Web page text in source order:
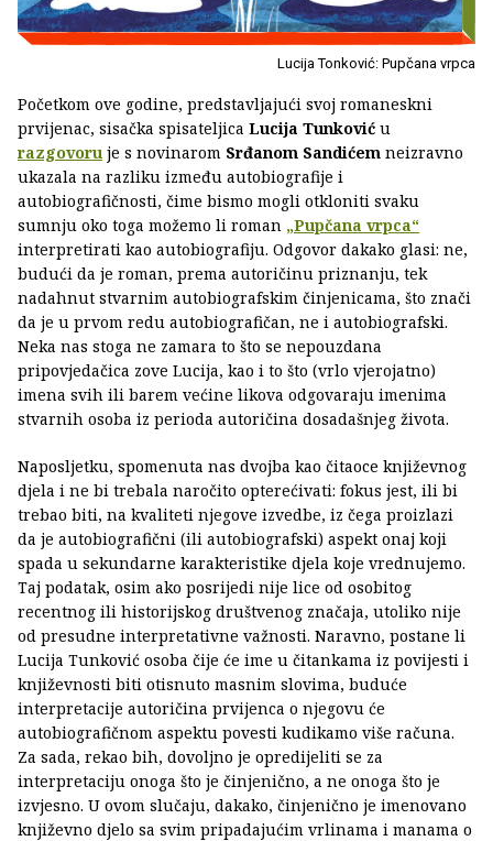
Lucija Tonković: Pupčana vrpca
Početkom ove godine, predstavljajući svoj romaneskni
prvijenac, sisačka spisateljica Lucija Tunković u
razgovoru je s novinarom Srđanom Sandićem neizravno
ukazala na razliku između autobiografije i
autobiografičnosti, čime bismo mogli otkloniti svaku
sumnju oko toga možemo li roman „Pupčana vrpca“
interpretirati kao autobiografiju. Odgovor dakako glasi: ne,
budući da je roman, prema autoričinu priznanju, tek
nadahnut stvarnim autobiografskim činjenicama, što znači
da je u prvom redu autobiografičan, ne i autobiografski.
Neka nas stoga ne zamara to što se nepouzdana
pripovjedačica zove Lucija, kao i to što (vrlo vjerojatno)
imena svih ili barem većine likova odgovaraju imenima
stvarnih osoba iz perioda autoričina dosadašnjeg života.
Naposljetku, spomenuta nas dvojba kao čitaoce književnog
djela i ne bi trebala naročito opterećivati: fokus jest, ili bi
trebao biti, na kvaliteti njegove izvedbe, iz čega proizlazi
da je autobiografični (ili autobiografski) aspekt onaj koji
spada u sekundarne karakteristike djela koje vrednujemo.
Taj podatak, osim ako posrijedi nije lice od osobitog
recentnog ili historijskog društvenog značaja, utoliko nije
od presudne interpretativne važnosti. Naravno, postane li
Lucija Tunković osoba čije će ime u čitankama iz povijesti i
književnosti biti otisnuto masnim slovima, buduće
interpretacije autoričina prvijenca o njegovu će
autobiografičnom aspektu povesti kudikamo više računa.
Za sada, rekao bih, dovoljno je opredijeliti se za
interpretaciju onoga što je činjenično, a ne onoga što je
izvjesno. U ovom slučaju, dakako, činjenično je imenovano
književno djelo sa svim pripadajućim vrlinama i manama o